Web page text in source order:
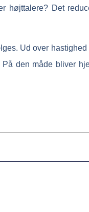
Det
Ud over
den måde bliver